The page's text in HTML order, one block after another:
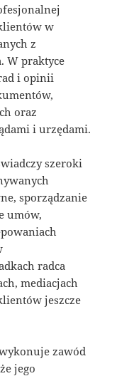
w
z
W praktyce
i opinii
oraz
i urzędami.
szeroki
sporządzanie
umów,
radca
mediacjach
jeszcze
zawód
jego